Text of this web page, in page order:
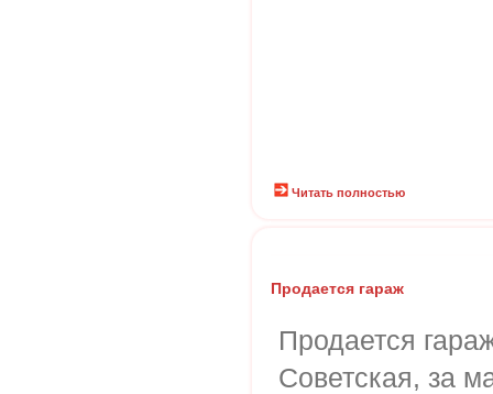
Читать полностью
Продается гараж
Продается
Советская, за